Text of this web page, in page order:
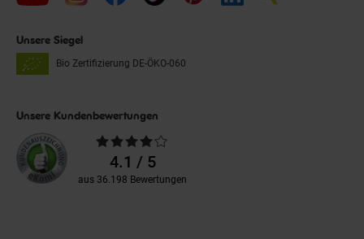
Unsere Siegel
Bio Zertifizierung DE-ÖKO-060
Unsere Kundenbewertungen
Durchschnittliche
Bewertungen4.1 / 5
aus 36.198 Bewertungen